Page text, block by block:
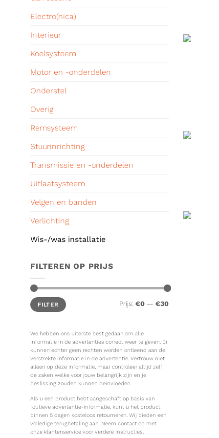
Electro(nica)
Interieur
Koelsysteem
Motor en -onderdelen
Onderstel
Overig
Remsysteem
Stuurinrichting
Transmissie en -onderdelen
Uitlaatsysteem
Velgen en banden
Verlichting
Wis-/was installatie
FILTEREN OP PRIJS
Min.
prijs
Max.
prijsFILTER Prijs: €0— €30
We hebben ons uiterste best gedaan om alle
informatie in de advertenties correct weer te geven. Er
kunnen echter geen rechten worden ontleend aan de
verstrekte informatie in de advertentie. Vertrouw niet
alleen op deze informatie, maar controleer altijd zelf
de zaken welke voor jouw belangrijk zijn en je
beslissing zouden kunnen beïnvloeden.
Als u een product hebt aangeschaft op basis van
foutieve advertentie-informatie, kunt u het product
binnen 5 dagen kosteloos retourneren. Wij bieden een
volledige terugbetaling aan. Neem contact op met
onze klantenservice voor verdere instructies.